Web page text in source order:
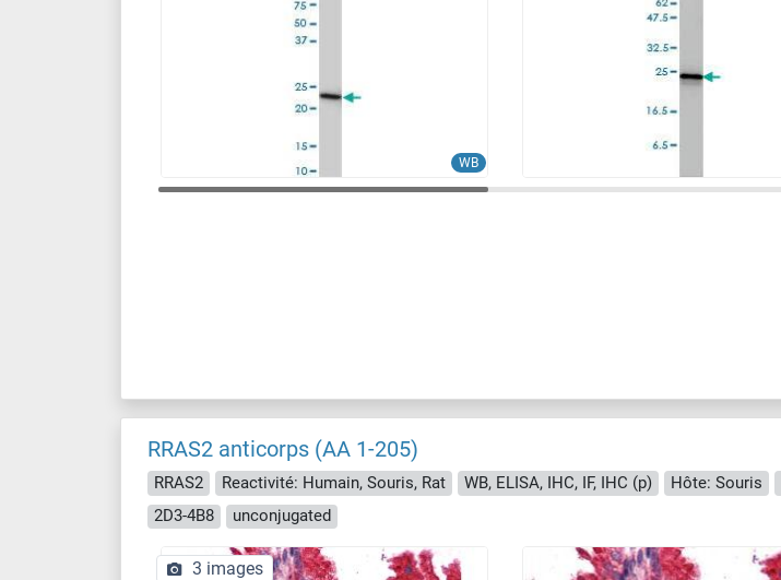
WB
RRAS2 anticorps (AA 1-205)
RRAS2 Reactivité: Humain, Souris, Rat WB, ELISA, IHC, IF, IHC (p) Hôte: Souris
2D3-4B8
unconjugated
3 images